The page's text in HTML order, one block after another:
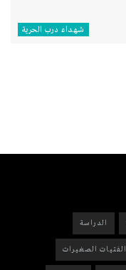
شهداء درب الحرية
الدراسة
الفتيات الصغيرات